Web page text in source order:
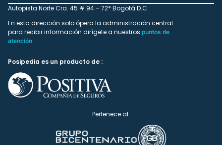
Autopista Norte Cra. 45 # 94 – 72* Bogotá D.C
En esta dirección solo ópera la administración central
para recibir información dirígete a nuestros puntos de
atención
Posipedia es un producto de :
Pertenece al: